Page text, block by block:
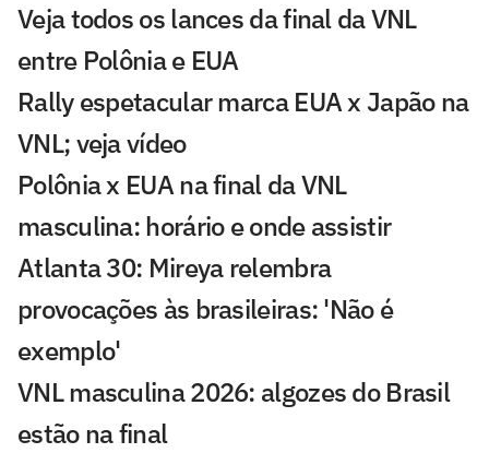
Veja todos os lances da final da VNL
entre Polônia e EUA
Rally espetacular marca EUA x Japão na
VNL; veja vídeo
Polônia x EUA na final da VNL
masculina: horário e onde assistir
Atlanta 30: Mireya relembra
provocações às brasileiras: 'Não é
exemplo'
VNL masculina 2026: algozes do Brasil
estão na final